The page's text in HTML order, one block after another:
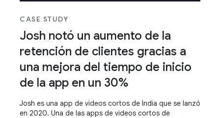
CASE STUDY
Josh notó un aumento de la
retención de clientes gracias a
una mejora del tiempo de inicio
de la app en un 30%
Josh es una app de videos cortos de India que se lanzó
en 2020. Una de las apps de videos cortos de